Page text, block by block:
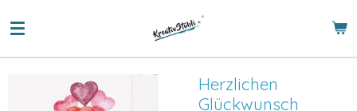
Hauptinhalt
Herzlichen
Glückwunsch